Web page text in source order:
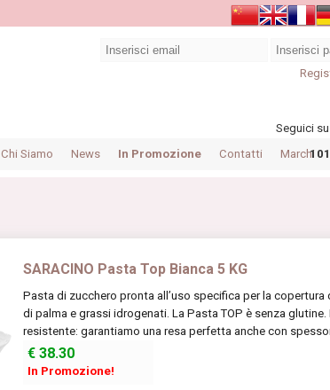
Seguici
Chi Siamo News In Promozione Contatti Marchi
SARACINO Pasta Top Bianca 5 KG
Pasta di zucchero pronta all’uso specifica per la
di palma e grassi idrogenati. La Pasta TOP è senza glutine.
resistente: garantiamo una resa perfetta anche con
€38.30
In Promozione!